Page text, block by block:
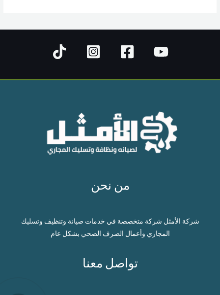
من نحن
شركة الأمثل شركة متخصصة في خدمات صيانة وتنظيف وتسليك
المجاري وأعمال الصرف الصحي بشكل عام
تواصل معنا